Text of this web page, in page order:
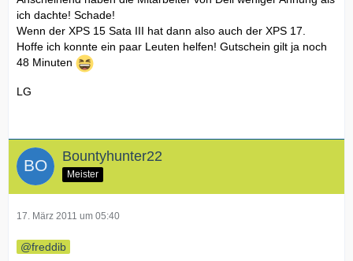
ich dachte! Schade!
Wenn der XPS 15 Sata III hat dann also auch der XPS 17.
Hoffe ich konnte ein paar Leuten helfen! Gutschein gilt ja noch
48 Minuten
LG
Bountyhunter22
Meister
17. März 2011 um 05:40
freddib